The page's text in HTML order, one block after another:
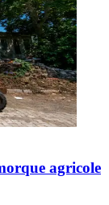
agricole